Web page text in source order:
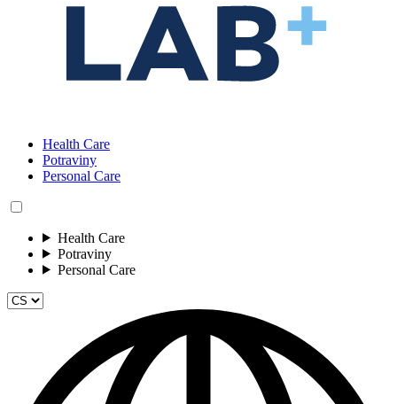
Health Care
Potraviny
Personal Care
Health Care
Potraviny
Personal Care